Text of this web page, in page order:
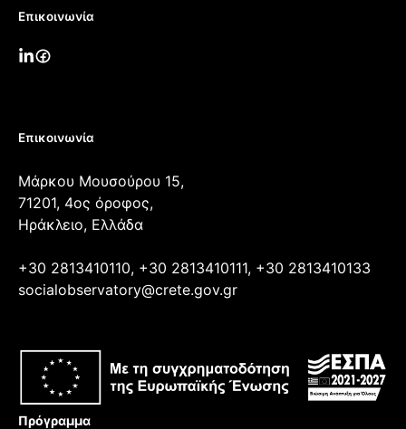
Επικοινωνία
Επικοινωνία
Μάρκου Μουσούρου 15,
71201, 4ος όροφος,
Ηράκλειο, Ελλάδα
+30 2813410110, +30 2813410111, +30 2813410133
socialobservatory@crete.gov.gr
Πρόγραμμα